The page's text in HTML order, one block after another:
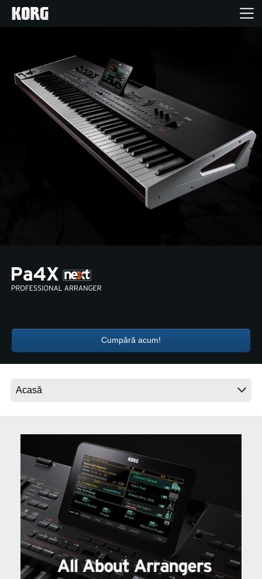
Produse
În Prim Plan
Ştiri
Locaţie
Cumpără acum!